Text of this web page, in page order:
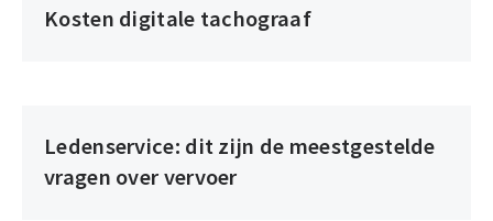
Kosten digitale tachograaf
Ledenservice: dit zijn de meestgestelde
vragen over vervoer